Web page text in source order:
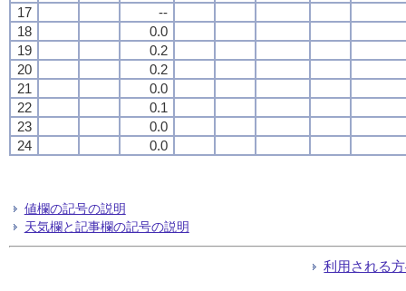
17
--
18
0.0
19
0.2
20
0.2
21
0.0
22
0.1
23
0.0
24
0.0
値欄の記号の説明
天気欄と記事欄の記号の説明
利用される